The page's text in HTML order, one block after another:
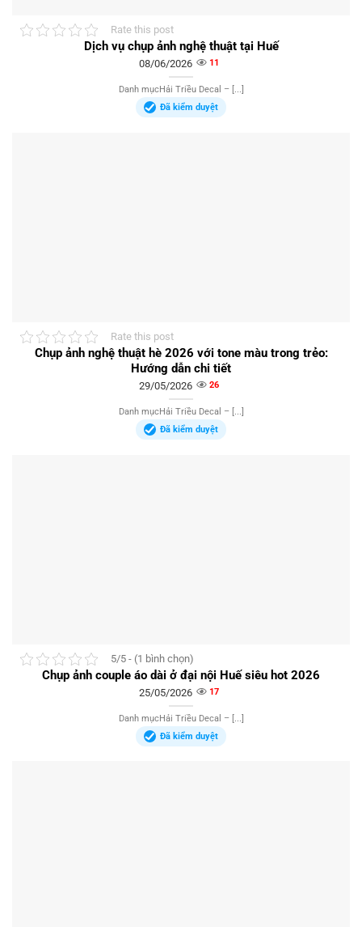
Rate this post
Dịch vụ chụp ảnh nghệ thuật tại Huế
08/06/2026 11
Danh mụcHải Triều Decal – [...]
Đã kiểm duyệt
Rate this post
Chụp ảnh nghệ thuật hè 2026 với tone màu trong trẻo:
Hướng dẫn chi tiết
29/05/2026 26
Danh mụcHải Triều Decal – [...]
Đã kiểm duyệt
5/5 - (1 bình chọn)
Chụp ảnh couple áo dài ở đại nội Huế siêu hot 2026
25/05/2026 17
Danh mụcHải Triều Decal – [...]
Đã kiểm duyệt